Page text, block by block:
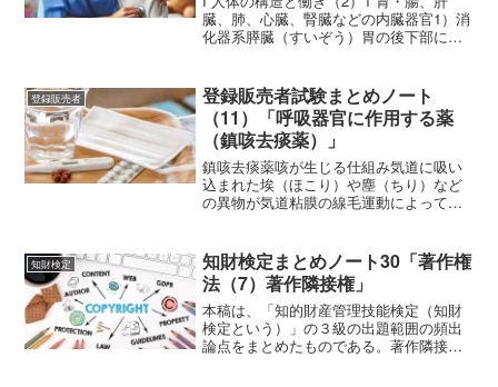
臓、肺、心臓、腎臓などの内臓器官1）消
化器系膵臓（すいぞう）胃の後下部に位
酸性となった内容物を中和するのに重要
である。膵液は、消...
登録販売者
登録販売者試験まとめノート
（11）「呼吸器官に作用する薬
（鎮咳去痰薬）」
鎮咳去痰薬咳が生じる仕組み気道に吸い
込まれた埃（ほこり）や塵（ちり）など
の異物が気道粘膜の線毛運動によって排
気や刺激性のある蒸気などを吸い込んだ
ときなど、それらを排除し...
知財検定
知財検定まとめノート30「著作権
法（7）著作隣接権」
本稿は、「知的財産管理技能検定（知財
検定という）」の３級の出題範囲の頻出
論点をまとめたものである。著作隣接権